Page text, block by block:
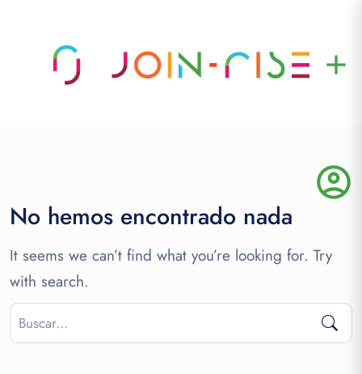
add
No hemos encontrado nada
It seems we can’t find what you’re looking for. Try
with search.
account_circle